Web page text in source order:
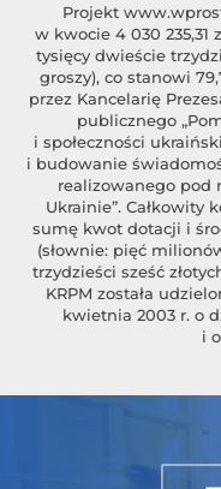
Projekt
w kwocie 4 030 235,31
tysięcy dwieście
groszy), co stanowi
przez Kancelarię
publicznego
i społeczności
i budowanie
realizowanego pod
Ukrainie”. Całkowity
sumę kwot dotacji i
(słownie: pięć
trzydzieści sześć
KRPM została
kwietnia 2003 r. o
i